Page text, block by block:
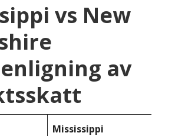
vs New
av
Mississippi